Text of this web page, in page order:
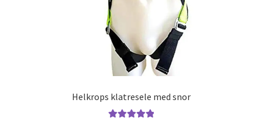
Helkrops klatresele med snor